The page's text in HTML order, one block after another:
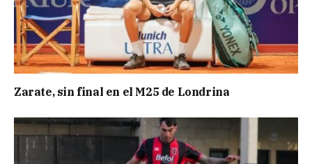
Zarate, sin final en el M25 de Londrina